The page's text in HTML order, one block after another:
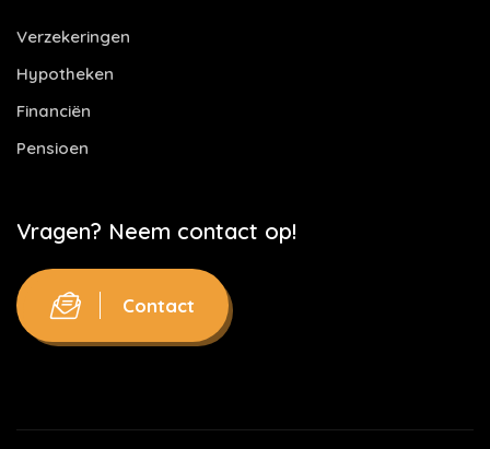
Verzekeringen
Hypotheken
Financiën
Pensioen
Vragen? Neem contact op!
Contact